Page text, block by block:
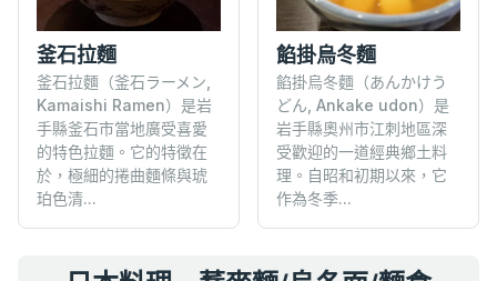
釜石拉麵
釜石拉麵（釜石ラーメン,
Kamaishi Ramen）是岩
手縣釜石市當地廣受喜愛
的特色拉麵。它的特徵在
於，極細的捲曲麵條與琥
珀色清...
餡掛烏冬麵
餡掛烏冬麵（あんかけう
どん, Ankake udon）是
岩手縣奧州市江刺地區深
受歡迎的一道經典鄉土料
理。自昭和初期以來，它
作為冬季...